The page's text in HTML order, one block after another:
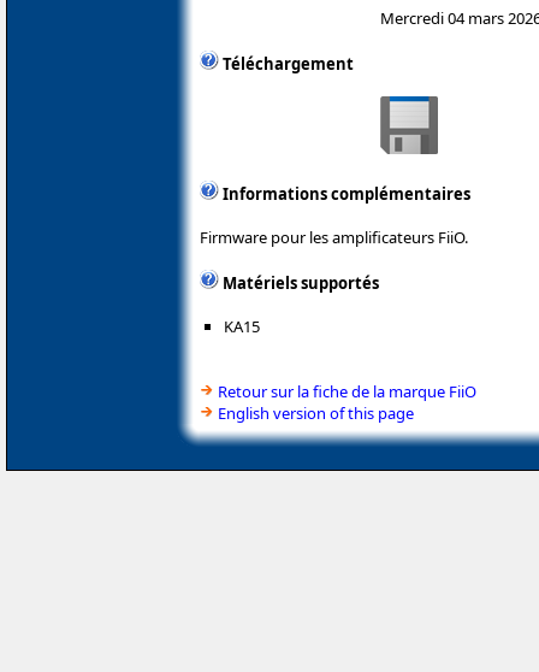
Mercredi 04 mars
Téléchargement
Informations complémentaires
Firmware pour les amplificateurs FiiO.
Matériels supportés
KA15
Retour sur la fiche de la marque FiiO
English version of this page